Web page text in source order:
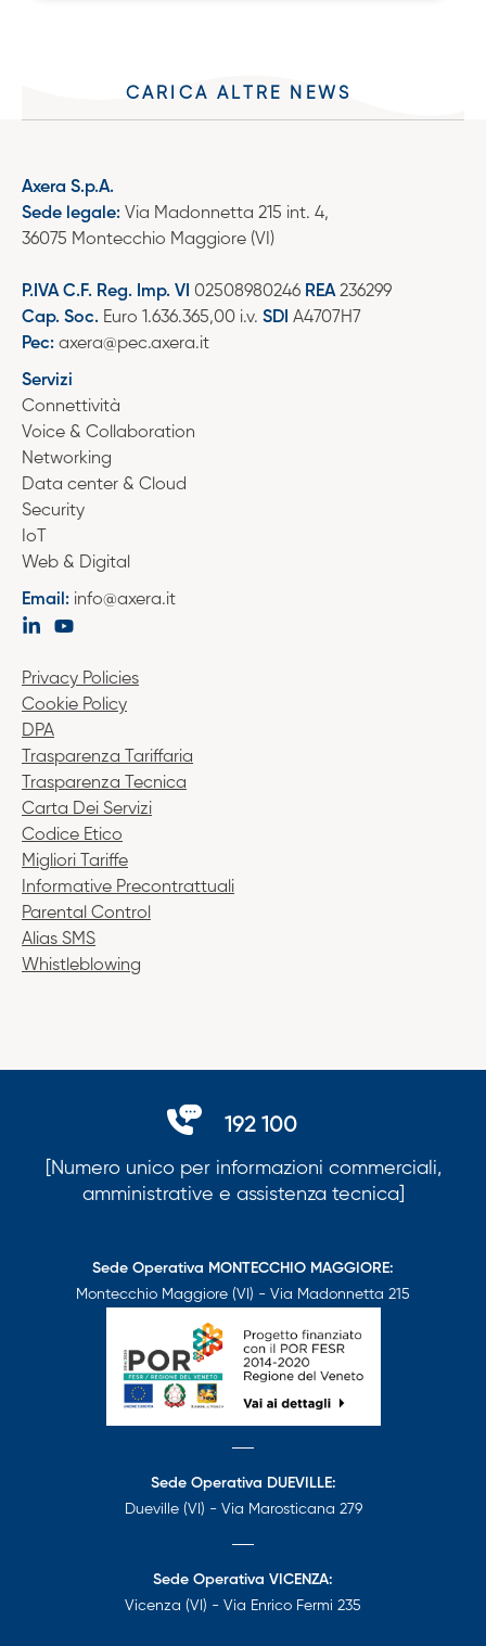
CARICA ALTRE NEWS
Axera S.p.A.
Sede legale: Via Madonnetta 215 int. 4,
36075 Montecchio Maggiore (VI)
P.IVA C.F. Reg. Imp. VI 02508980246 REA236299
Cap. Soc. Euro 1.636.365,00 i.v. SDI A4707H7
Pec: axera@pec.axera.it
Servizi
Connettività
Voice & Collaboration
Networking
Data center & Cloud
Security
IoT
Web & Digital
Email: info@axera.it
Privacy Policies
Cookie Policy
DPA
Trasparenza Tariffaria
Trasparenza Tecnica
Carta Dei Servizi
Codice Etico
Migliori Tariffe
Informative Precontrattuali
Parental Control
Alias SMS
Whistleblowing
192 100
[Numero unico per informazioni commerciali,
amministrative e assistenza tecnica]
Sede Operativa MONTECCHIO MAGGIORE:
Montecchio Maggiore (VI) - Via Madonnetta 215
Sede Operativa DUEVILLE:
Dueville (VI) - Via Marosticana 279
Sede Operativa VICENZA:
Vicenza (VI) - Via Enrico Fermi 235